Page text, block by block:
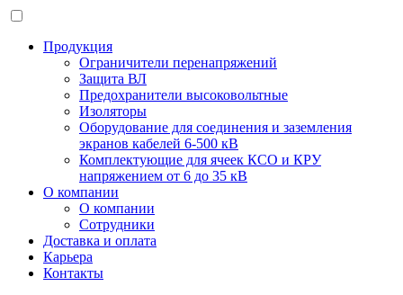
Продукция
Ограничители перенапряжений
Защита ВЛ
Предохранители высоковольтные
Изоляторы
Оборудование для соединения и заземления
экранов кабелей 6-500 кВ
Комплектующие для ячеек КСО и КРУ
напряжением от 6 до 35 кВ
О компании
О компании
Сотрудники
Доставка и оплата
Карьера
Контакты